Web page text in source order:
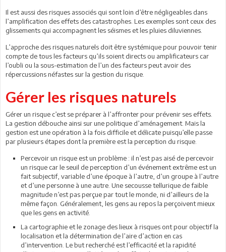
Il est aussi des risques associés qui sont loin d’être négligeables dans
l’amplification des effets des catastrophes. Les exemples sont ceux des
glissements qui accompagnent les séismes et les pluies diluviennes.
L’approche des risques naturels doit être systémique pour pouvoir tenir
compte de tous les facteurs qu’ils soient directs ou amplificateurs car
l’oubli ou la sous-estimation de l’un des facteurs peut avoir des
répercussions néfastes sur la gestion du risque.
Gérer les risques naturels
Gérer un risque c’est se préparer à l’affronter pour prévenir ses effets.
La gestion débouche ainsi sur une politique d’aménagement. Mais la
gestion est une opération à la fois difficile et délicate puisqu’elle passe
par plusieurs étapes dont la première est la perception du risque.
Percevoir un risque est un problème : il n’est pas aisé de percevoir
un risque car le seuil de perception d’un événement extrême est un
fait subjectif, variable d’une époque à l’autre, d’un groupe à l’autre
et d’une personne à une autre. Une secousse tellurique de faible
magnitude n’est pas perçue par tout le monde, ni d’ailleurs de la
même façon. Généralement, les gens au repos la perçoivent mieux
que les gens en activité.
La cartographie et le zonage des lieux à risques ont pour objectif la
localisation et la détermination de l’aire d’action en cas
d’intervention. Le but recherché est l’efficacité et la rapidité